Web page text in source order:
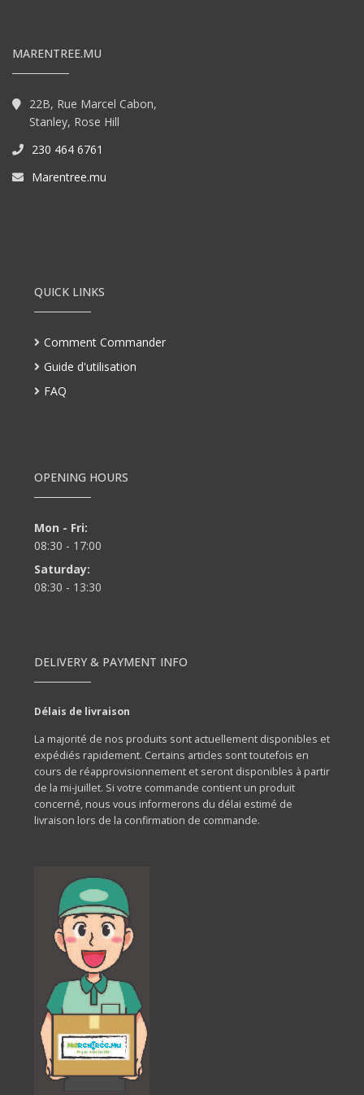
MARENTREE.MU
22B, Rue Marcel Cabon,
Stanley, Rose Hill
230 464 6761
Marentree.mu
QUICK LINKS
Comment Commander
Guide d'utilisation
FAQ
OPENING HOURS
Mon - Fri:
08:30 - 17:00
Saturday:
08:30 - 13:30
DELIVERY & PAYMENT INFO
Délais de livraison
La majorité de nos produits sont actuellement disponibles et
expédiés rapidement. Certains articles sont toutefois en
cours de réapprovisionnement et seront disponibles à partir
de la mi-juillet. Si votre commande contient un produit
concerné, nous vous informerons du délai estimé de
livraison lors de la confirmation de commande.
Frais de livraison
Les frais de livraison sont de :
Rs 200 + TVA par commande
Option de retrait en magasin (Click & Collect)
Vous avez également la possibilité de
commande sans frais supplémentaires
boutiques HobbyWorld
Vous sereznotifié dès que votre commande sera prête